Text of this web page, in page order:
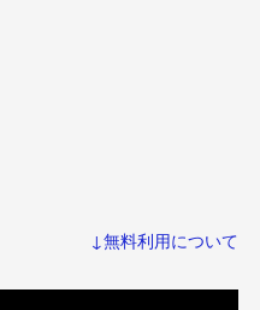
↓無料利用について